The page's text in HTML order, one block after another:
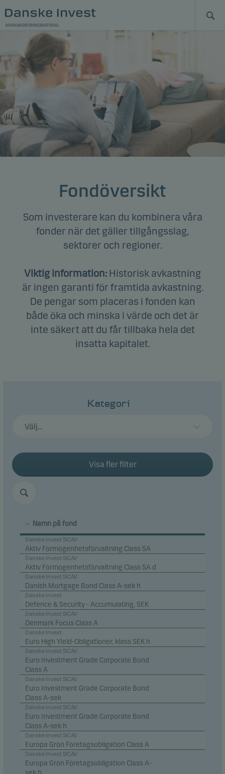
MARKNADSFÖRINGSMATERIAL
Fondöversikt
Som investerare kan du kombinera våra
fonder när det gäller tillgångsslag,
sektorer och regioner.
Viktig information: Historisk avkastning
är ingen garanti för framtida avkastning.
De pengar som placeras i fonden kan
både öka och minska i värde och det är
inte säkert att du får tillbaka hela det
insatta kapitalet.
Kategori
Välj...
Visa fler filter
Namn på fond
Danske Invest SICAV
Aktiv Förmögenhetsförvaltning Class SA
Danske Invest SICAV
Aktiv Förmögenhetsförvaltning Class SA d
Danske Invest SICAV
Danish Mortgage Bond Class A-sek h
Danske Invest
Defence & Security - Accumulating, SEK
Danske Invest SICAV
Denmark Focus Class A
Danske Invest
Euro High Yield-Obligationer, klass SEK h
Danske Invest SICAV
Euro Investment Grade Corporate Bond
Class A
Danske Invest SICAV
Euro Investment Grade Corporate Bond
Class A-sek
Danske Invest SICAV
Euro Investment Grade Corporate Bond
Class A-sek h
Danske Invest SICAV
Europa Grön Företagsobligation Class A
Danske Invest SICAV
Europa Grön Företagsobligation Class A-